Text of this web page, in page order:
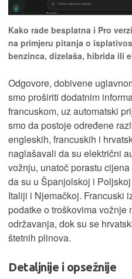
Kako rade besplatna i Pro
na primjeru pitanja o
benzinca, dizelaša, hibrida ili
Odgovore, dobivene
smo proširiti dodatnim
francuskom, uz automatski
smo da postoje određene
engleskih, francuskih i
naglašavali da su električni
vožnju, unatoč porastu
da su u Španjolskoj i
Italiji i Njemačkoj. Francuski
podatke o troškovima vožnje
održavanja, dok su se
štetnih plinova.
Detaljnije i opsežnije